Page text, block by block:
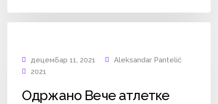
децембар 11, 2021
Aleksandar Pantelić
2021
Одржано Вече атлетке